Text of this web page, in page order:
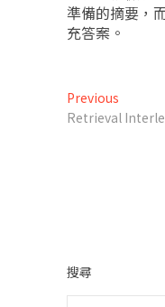
準備的摘要，
充答案。
文
章
Previous
post:
Retrieval
搜尋